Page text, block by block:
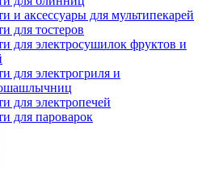
и аксессуары для мультипекарей
для тостеров
для электросушилок фруктов и
для электрогриля и
для электропечей
для пароварок